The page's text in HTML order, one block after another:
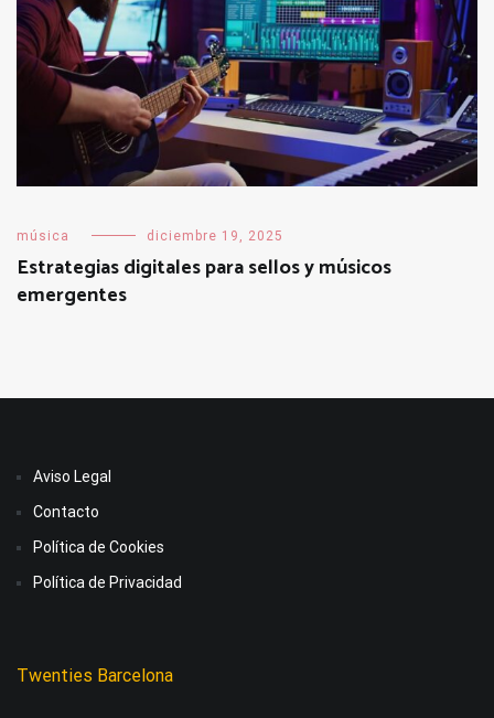
música diciembre 19, 2025
Estrategias digitales para sellos y músicos
emergentes
Aviso Legal
Contacto
Política de Cookies
Política de Privacidad
Twenties Barcelona